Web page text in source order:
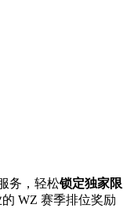
务，轻松锁定独家限
WZ 赛季排位奖励